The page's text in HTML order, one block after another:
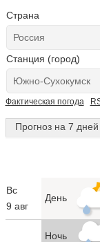
Страна
Станция (город)
Фактическая погода
Прогноз на 7 дней
Вс
9 авг
День
Ночь